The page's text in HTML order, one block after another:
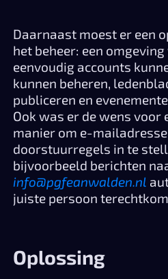
Daarnaast moest er een
het beheer: een
eenvoudig accounts
kunnen beheren,
publiceren en
Ook was er de wens voor
manier om e-
doorstuurregels in te
bijvoorbeeld berichten
info@pgfeanwalden.nl
juiste persoon
Oplossing